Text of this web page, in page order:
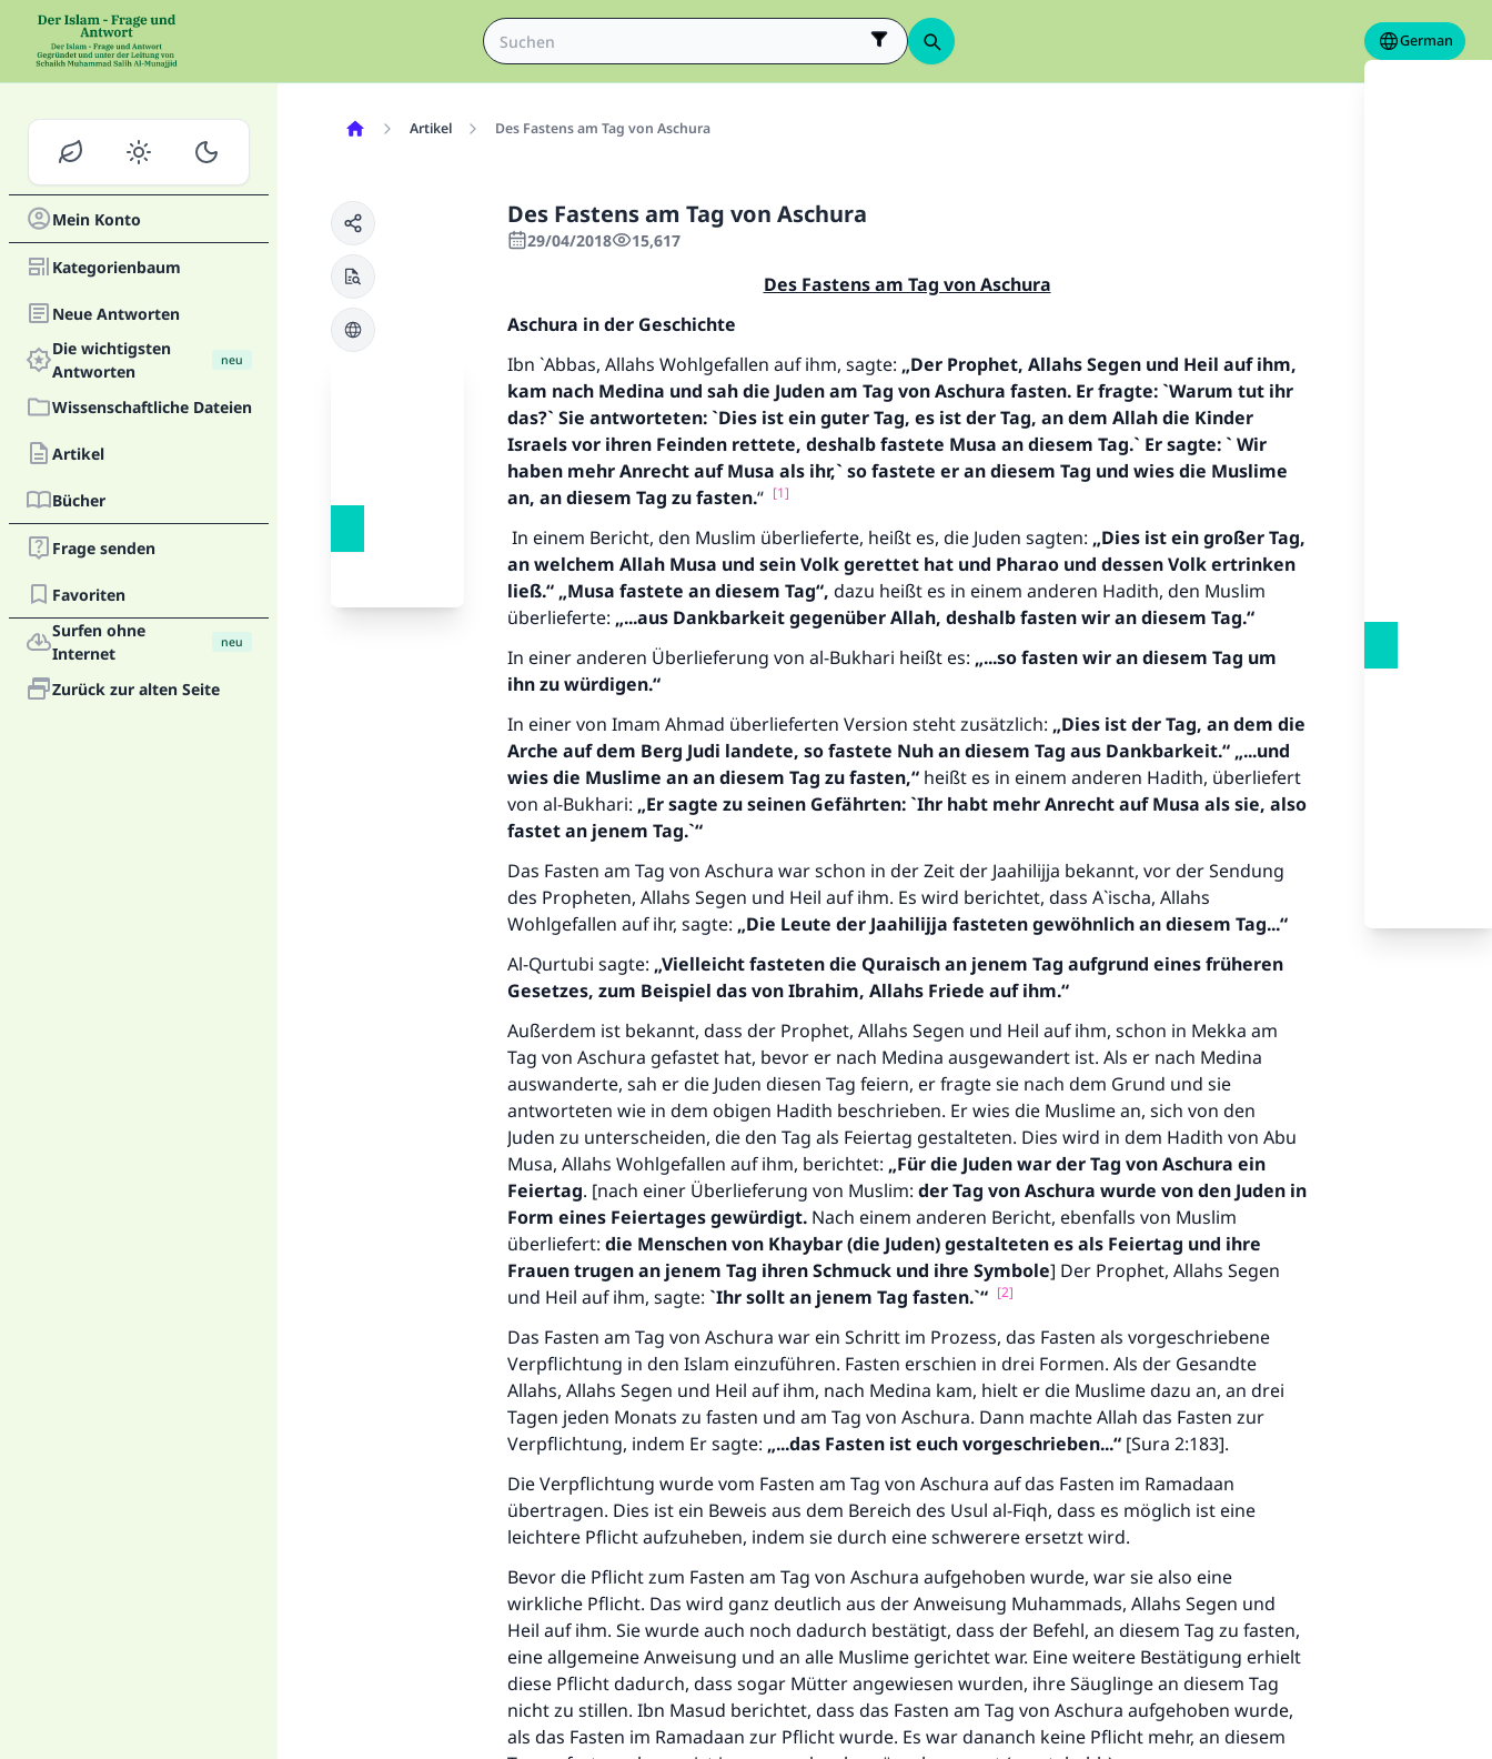
German
Mein Konto
Kategorienbaum
Neue Antworten
Die wichtigsten
Antworten
neu
Wissenschaftliche Dateien
Artikel
Bücher
Frage senden
Favoriten
Surfen ohne
Internet
neu
Zurück zur alten Seite
Artikel Des Fastens am Tag von Aschura
Des Fastens am Tag von Aschura
29/04/2018 15,617
Des Fastens am Tag von Aschura
Aschura in der Geschichte
Ibn `Abbas, Allahs Wohlgefallen auf ihm, sagte: „Der Prophet, Allahs Segen und Heil auf ihm,
kam nach Medina und sah die Juden am Tag von Aschura fasten. Er fragte: `Warum tut ihr
das?` Sie antworteten: `Dies ist ein guterTag, es ist der Tag, an dem Allahdie Kinder
Israels vor ihren Feinden rettete, deshalbfastete Musa an diesem Tag.` Er sagte: ` Wir
haben mehr Anrecht auf Musa als ihr,` sofastete er an diesem Tag und wies die Muslime
an, an diesem Tag zu fasten.“ [1]
In einem Bericht, den Muslim überlieferte, heißt es, die Juden sagten: „Dies ist ein großerTag,
an welchem Allah Musa und sein Volk gerettet hat und Pharao und dessen Volkertrinken
ließ.“ „Musa fastete an diesem Tag“, dazu heißt es in einem anderen Hadith, den Muslim
überlieferte: „...aus Dankbarkeit gegenüberAllah, deshalb fasten wir an diesem Tag.“
In einer anderen Überlieferung von al-Bukhari heißt es: „...so fasten wir an diesem Tag um
ihn zu würdigen.“
In einer von Imam Ahmad überlieferten Version steht zusätzlich: „Dies ist der Tag, an dem die
Arche auf dem Berg Judi landete, so fastete Nuh an diesem Tag aus Dankbarkeit.“ „...und
wies die Muslime an an diesem Tag zu fasten,“ heißt es in einem anderen Hadith, überliefert
von al-Bukhari: „Er sagte zu seinen Gefährten: `Ihr habt mehr Anrecht auf Musa als sie, also
fastet an jenem Tag.`“
Das Fasten am Tag von Aschura war schon in der Zeit der Jaahilijja bekannt, vor der Sendung
des Propheten, Allahs Segen und Heil auf ihm. Es wird berichtet, dass A`ischa, Allahs
Wohlgefallen auf ihr, sagte: „Die Leute der Jaahilijja fasteten gewöhnlich andiesem Tag...“
Al-Qurtubi sagte: „Vielleicht fasteten die Quraisch an jenem Tag aufgrund eines früheren
Gesetzes, zum Beispiel das von Ibrahim, Allahs Friede auf ihm.“
Außerdem ist bekannt, dass der Prophet, Allahs Segen und Heil auf ihm, schon in Mekka am
Tag von Aschura gefastet hat, bevor er nach Medina ausgewandert ist. Als er nach Medina
auswanderte, sah er die Juden diesen Tag feiern, er fragte sie nach dem Grund und sie
antworteten wie in dem obigen Hadith beschrieben. Er wies die Muslime an, sich von den
Juden zu unterscheiden, die den Tag als Feiertag gestalteten. Dies wird in dem Hadith von Abu
Musa, Allahs Wohlgefallen auf ihm, berichtet: „Für die Juden war der Tag von Aschura ein
Feiertag. [nach einer Überlieferung von Muslim: der Tag von Aschura wurde von den Juden in
Form eines Feiertages gewürdigt. Nach einem anderen Bericht, ebenfalls von Muslim
überliefert: die Menschen von Khaybar(die Juden) gestalteten es als Feiertag und ihre
Frauen trugen an jenem Tag ihren Schmuck und ihre Symbole] Der Prophet, Allahs Segen
und Heil auf ihm, sagte: `Ihr sollt an jenem Tag fasten.`“ [2]
Das Fasten am Tag von Aschura war ein Schritt im Prozess, das Fasten als vorgeschriebene
Verpflichtung in den Islam einzuführen. Fasten erschien in drei Formen. Als der Gesandte
Allahs, Allahs Segen und Heil auf ihm, nach Medina kam, hielt er die Muslime dazu an, an drei
Tagen jeden Monats zu fasten und am Tag von Aschura. Dann machte Allah das Fasten zur
Verpflichtung, indem Er sagte: „...das Fasten ist euch vorgeschrieben...“ [Sura 2:183].
Die Verpflichtung wurde vom Fasten am Tag von Aschura auf das Fasten im Ramadaan
übertragen. Dies ist ein Beweis aus dem Bereich des Usul al-Fiqh, dass es möglich ist eine
leichtere Pflicht aufzuheben, indem sie durch eine schwerere ersetzt wird.
Bevor die Pflicht zum Fasten am Tag von Aschura aufgehoben wurde, war sie also eine
wirkliche Pflicht. Das wird ganz deutlich aus der Anweisung Muhammads, Allahs Segen und
Heil auf ihm. Sie wurde auch noch dadurch bestätigt, dass der Befehl, an diesem Tag zu fasten,
eine allgemeine Anweisung und an alle Muslime gerichtet war. Eine weitere Bestätigung erhielt
diese Pflicht dadurch, dass sogar Mütter angewiesen wurden, ihre Säuglinge an diesem Tag
nicht zu stillen. Ibn Masud berichtet, dass das Fasten am Tag von Aschura aufgehoben wurde,
als das Fasten im Ramadaan zur Pflicht wurde. Es war dananch keine Pflicht mehr, an diesem